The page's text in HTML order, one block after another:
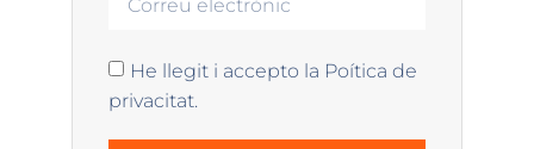
He llegit i accepto la Poítica de
privacitat.